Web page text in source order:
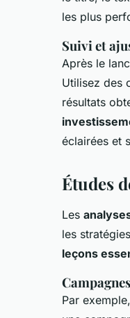
les plus
Suivi et
Après le
Utilisez des
résultats
éclairées et
Études
Les
les
leçons
Par